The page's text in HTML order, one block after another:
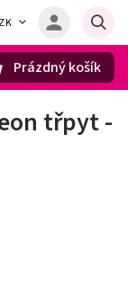
Prázdný košík
třpyt -